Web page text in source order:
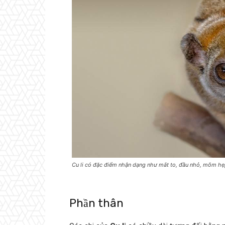
Cu li có đặc điểm nhận dạng như mắt to, đầu nhỏ, mõm
Phần thân